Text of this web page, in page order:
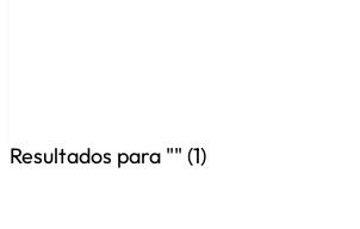
Resultados para "" (1)